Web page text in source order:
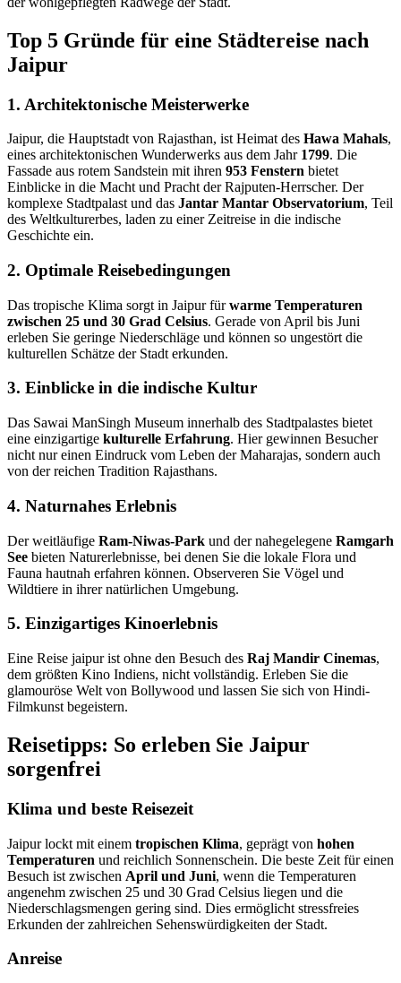
Top 5 Gründe für eine Städtereise nach
Jaipur
1. Architektonische Meisterwerke
Jaipur, die Hauptstadt von Rajasthan, ist Heimat des Hawa Mahals,
eines architektonischen Wunderwerks aus dem Jahr 1799. Die
Fassade aus rotem Sandstein mit ihren 953 Fenstern bietet
Einblicke in die Macht und Pracht der Rajputen-Herrscher. Der
komplexe Stadtpalast und das Jantar Mantar Observatorium, Teil
des Weltkulturerbes, laden zu einer Zeitreise in die indische
Geschichte ein.
2. Optimale Reisebedingungen
Das tropische Klima sorgt in Jaipur fürwarme Temperaturen
zwischen 25 und 30 Grad Celsius. Gerade von April bis Juni
erleben Sie geringe Niederschläge und können so ungestört die
kulturellen Schätze der Stadt erkunden.
3. Einblicke in die indische Kultur
Das Sawai ManSingh Museum innerhalb des Stadtpalastes bietet
eine einzigartige kulturelle Erfahrung. Hier gewinnen Besucher
nicht nur einen Eindruck vom Leben der Maharajas, sondern auch
von der reichen Tradition Rajasthans.
4. Naturnahes Erlebnis
Der weitläufige Ram-Niwas-Park und der nahegelegene Ramgarh
See bieten Naturerlebnisse, bei denen Sie die lokale Flora und
Fauna hautnah erfahren können. Observeren Sie Vögel und
Wildtiere in ihrer natürlichen Umgebung.
5. Einzigartiges Kinoerlebnis
Eine Reise jaipur ist ohne den Besuch des Raj Mandir Cinemas,
dem größten Kino Indiens, nicht vollständig. Erleben Sie die
glamouröse Welt von Bollywood und lassen Sie sich von Hindi-
Filmkunst begeistern.
Reisetipps: So erleben Sie Jaipur
sorgenfrei
Klima und beste Reisezeit
Jaipur lockt mit einem tropischen Klima, geprägt von hohen
Temperaturen und reichlich Sonnenschein. Die beste Zeit für einen
Besuch ist zwischen April und Juni, wenn die Temperaturen
angenehm zwischen 25 und 30 Grad Celsius liegen und die
Niederschlagsmengen gering sind. Dies ermöglicht stressfreies
Erkunden der zahlreichen Sehenswürdigkeiten der Stadt.
Anreise